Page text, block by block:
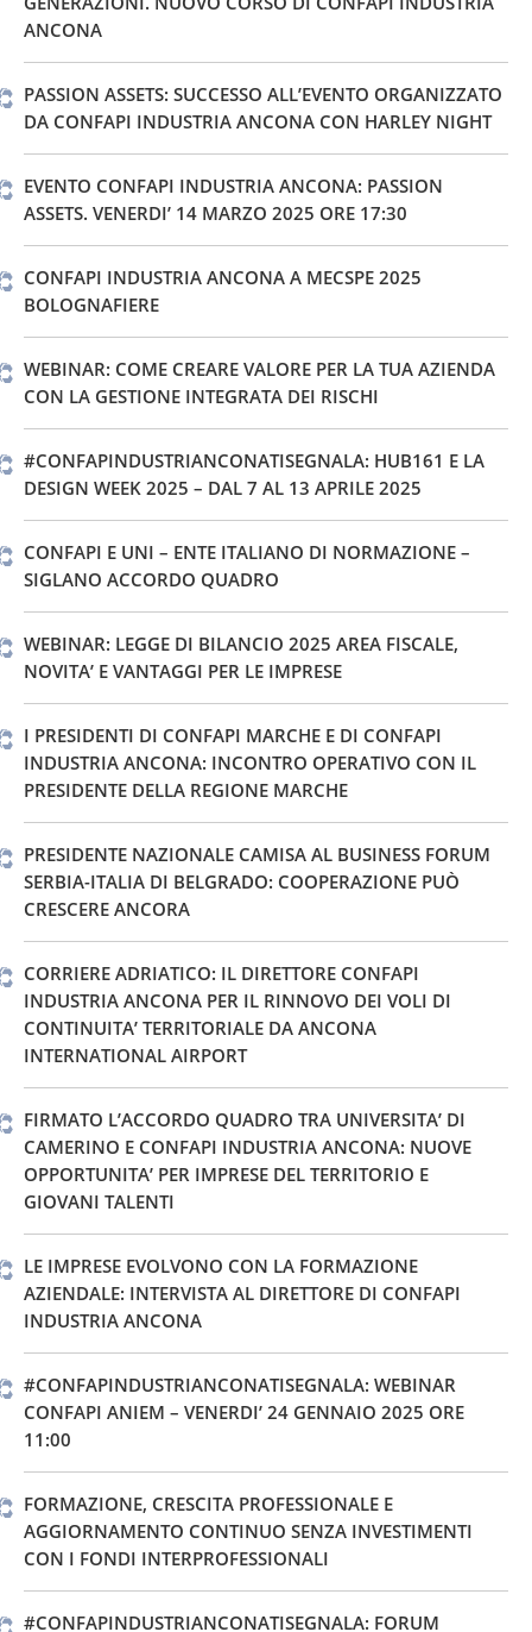
ANCONA
PASSION ASSETS: SUCCESSO ALL’EVENTO ORGANIZZATO
DA CONFAPI INDUSTRIA ANCONA CON HARLEY NIGHT
EVENTO CONFAPI INDUSTRIA ANCONA: PASSION
ASSETS. VENERDI’ 14 MARZO 2025 ORE 17:30
CONFAPI INDUSTRIA ANCONA A MECSPE 2025
BOLOGNAFIERE
WEBINAR: COME CREARE VALORE PER LA TUA AZIENDA
CON LA GESTIONE INTEGRATA DEI RISCHI
#CONFAPINDUSTRIANCONATISEGNALA: HUB161 E LA
DESIGN WEEK 2025 – DAL 7 AL 13 APRILE 2025
CONFAPI E UNI – ENTE ITALIANO DI NORMAZIONE –
SIGLANO ACCORDO QUADRO
WEBINAR: LEGGE DI BILANCIO 2025 AREA FISCALE,
NOVITA’ E VANTAGGI PER LE IMPRESE
I PRESIDENTI DI CONFAPI MARCHE E DI CONFAPI
INDUSTRIA ANCONA: INCONTRO OPERATIVO CON IL
PRESIDENTE DELLA REGIONE MARCHE
PRESIDENTE NAZIONALE CAMISA AL BUSINESS FORUM
SERBIA-ITALIA DI BELGRADO: COOPERAZIONE PUÒ
CRESCERE ANCORA
CORRIERE ADRIATICO: IL DIRETTORE CONFAPI
INDUSTRIA ANCONA PER IL RINNOVO DEI VOLI DI
CONTINUITA’ TERRITORIALE DA ANCONA
INTERNATIONAL AIRPORT
FIRMATO L’ACCORDO QUADRO TRA UNIVERSITA’ DI
CAMERINO E CONFAPI INDUSTRIA ANCONA: NUOVE
OPPORTUNITA’ PER IMPRESE DEL TERRITORIO E
GIOVANI TALENTI
LE IMPRESE EVOLVONO CON LA FORMAZIONE
AZIENDALE: INTERVISTA AL DIRETTORE DI CONFAPI
INDUSTRIA ANCONA
#CONFAPINDUSTRIANCONATISEGNALA: WEBINAR
CONFAPI ANIEM – VENERDI’ 24 GENNAIO 2025 ORE
11:00
FORMAZIONE, CRESCITA PROFESSIONALE E
AGGIORNAMENTO CONTINUO SENZA INVESTIMENTI
CON I FONDI INTERPROFESSIONALI
#CONFAPINDUSTRIANCONATISEGNALA: FORUM